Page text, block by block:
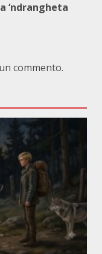
‘ndrangheta
commento.